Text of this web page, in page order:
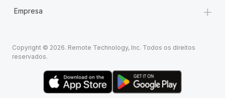
Empresa +
Copyright © 2026. Remote Technology, Inc. Todos os direitos
reservados.